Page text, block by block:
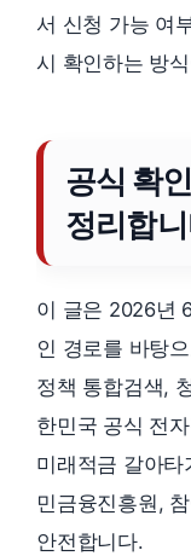
서 신청 가능 여
시 확인하는 방
공식 확
정리합
이 글은 2026년
인 경로를 바탕
정책 통합검색,
한민국 공식 전
미래적금 갈아타
민금융진흥원,
안전합니다.